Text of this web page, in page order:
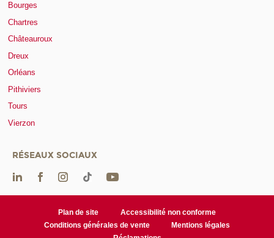
Bourges
Chartres
Châteauroux
Dreux
Orléans
Pithiviers
Tours
Vierzon
RÉSEAUX SOCIAUX
Plan de site
Accessibilité non conforme
Conditions générales de vente
Mentions légales